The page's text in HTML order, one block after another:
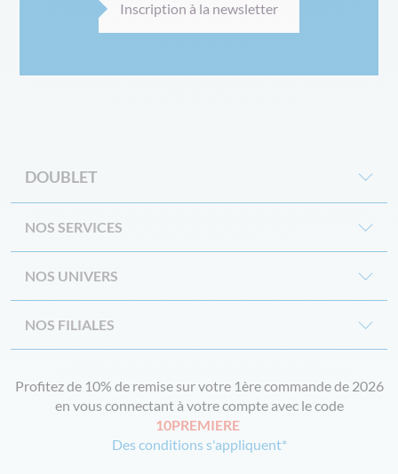
Inscription à la newsletter
DOUBLET
NOS SERVICES
NOS UNIVERS
NOS FILIALES
Profitez de 10% de remise sur votre 1ère commande de 2026
en vous connectant à votre compte avec le code
10PREMIERE
Des conditions s'appliquent*